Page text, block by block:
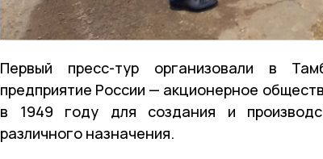
Первый пресс-тур организовали в
предприятие России — акционерное
в 1949 году для создания и
различного назначения.